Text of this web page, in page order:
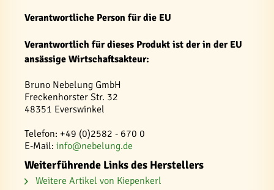
Verantwortliche Person für die EU
Verantwortlich für dieses Produkt ist der in der EU
ansässige Wirtschaftsakteur:
Bruno Nebelung GmbH
Freckenhorster Str. 32
48351 Everswinkel
Telefon: +49 (0)2582 - 670 0
E-Mail: info@nebelung.de
Weiterführende Links des Herstellers
Weitere Artikel von Kiepenkerl